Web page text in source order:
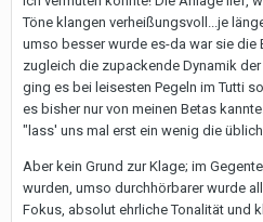
Töne klangen verheißungsvoll...je
umso besser wurde es-da war sie die
zugleich die zupackende Dynamik
ging es bei leisesten Pegeln im Tutti
es bisher nur von meinen Betas
"lass' uns mal erst ein wenig die
Aber kein Grund zur Klage; im
wurden, umso durchhörbarer wurde
Fokus, absolut ehrliche Tonalität und